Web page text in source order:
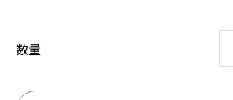
数量